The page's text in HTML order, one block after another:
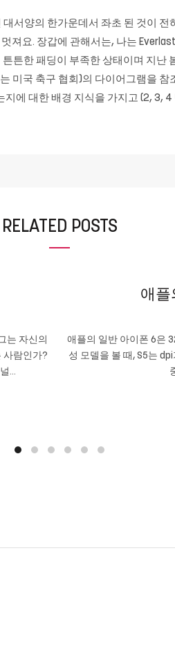
서양의 한가운데서 좌초 된 것이
져요. 장갑에 관해서는, 나는
튼한 패딩이 부족한 상태이며 지난
미국 축구 협회)의 다이어그램을
에 대한 배경 지식을 가지고 (2, 3,
RELATED POSTS
는 자신의
사람인가?
...
애플
애플의 일반 아이폰 6은
성 모델을 볼 때, S5는